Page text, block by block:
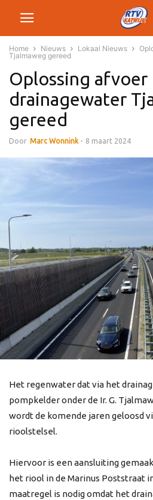
Home Nieuws Lokaal Nieuws
Tjalmaweg gereed
Oplossing afvoer
drainagewater
gereed
Door Marc Wonnink - 8 maart 2024
Het regenwater dat via het
pompkelder onder de Ir. G.
wordt de komende jaren geloosd
rioolstelsel.
Hiervoor is een aansluiting
het riool in de Marinus Poststraat
maatregel is nodig omdat het